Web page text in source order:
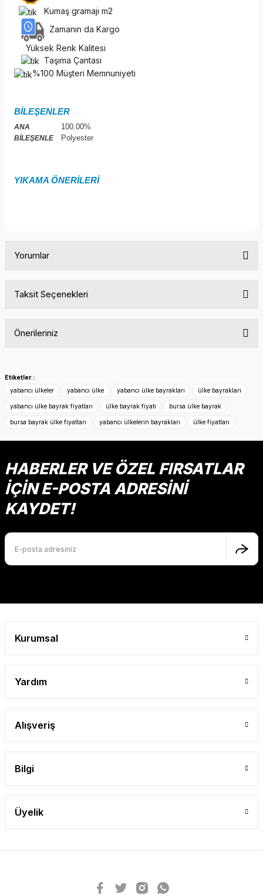
Kumaş gramajı m2
Zamanın da Kargo
Yüksek Renk Kalitesi
Taşıma Çantası
%100 Müşteri Memnuniyeti
BİLEŞENLER
ANA
BİLEŞENLE
100.00%
Polyester
YIKAMA ÖNERİLERİ
Yorumlar
Taksit Seçenekleri
Önerileriniz
konularda yetersiz gördüğünüz noktaları öneri formunu
Görüş ve önerileriniz için teşekkür ederiz.
Ürün resmi kalitesiz, bozuk veya görüntülenemiyor.
Ürün açıklamasında eksik bilgiler bulunuyor.
Ürün bilgilerinde hatalar bulunuyor.
Ürün fiyatı diğer sitelerden daha pahalı.
Bu ürüne benzer farklı alternatifler olmalı.
Etiketler :
yabancı ülkeler
yabancı ülke yabancı ülke bayrakları ülke bayrakları
yabancı ülke bayrak fiyatları ülke bayrak fiyatı bursa ülke bayrak
bursa bayrak ülke fiyatları yabancı ülkelerin bayrakları ülke fiyatları
HABERLER VE ÖZEL FIRSATLAR
İÇİN E-POSTA ADRESİNİ
KAYDET!
Kurumsal
Yardım
Alışveriş
Bilgi
Üyelik